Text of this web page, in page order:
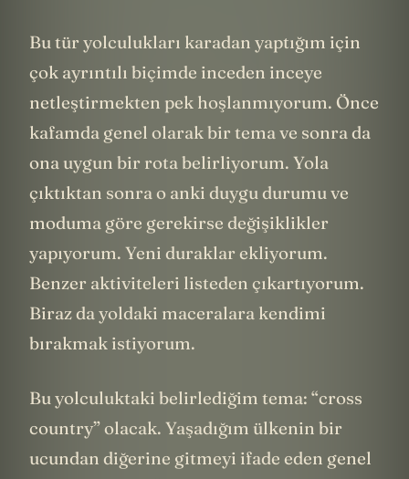
Bu tür yolculukları karadan yaptığım için
çok ayrıntılı biçimde inceden inceye
netleştirmekten pek hoşlanmıyorum. Önce
kafamda genel olarak bir tema ve sonra da
ona uygun bir rota belirliyorum. Yola
çıktıktan sonra o anki duygu durumu ve
moduma göre gerekirse değişiklikler
yapıyorum. Yeni duraklar ekliyorum.
Benzer aktiviteleri listeden çıkartıyorum.
Biraz da yoldaki maceralara kendimi
bırakmak istiyorum.
Bu yolculuktaki belirlediğim tema: “cross
country” olacak. Yaşadığım ülkenin bir
ucundan diğerine gitmeyi ifade eden genel